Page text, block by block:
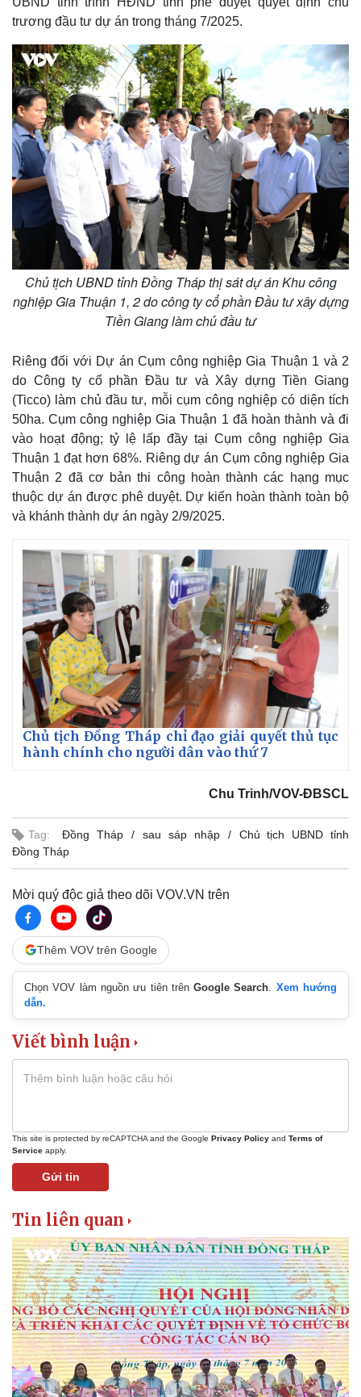
Pháp luật
Vụ án
Tin nóng
Tư vấn luật
Quân sự - Quốc phòng
Vũ khí
Việt Nam
Phân tích
trương đầu tư dự án trong tháng 7/2025.
Chủ tịch UBND tỉnh Đồng Tháp thị sát dự án Khu công
nghiệp Gia Thuận 1, 2 do công ty cổ phần Đầu tư xây dựng
Tiền Giang làm chủ đầu tư
Riêng đối với Dự án Cụm công nghiệp Gia Thuận 1 và 2
do Công ty cổ phần Đầu tư và Xây dựng Tiền Giang
(Ticco) làm chủ đầu tư, mỗi cụm công nghiệp có diện tích
50ha. Cụm công nghiệp Gia Thuận 1 đã hoàn thành và đi
vào hoạt động; tỷ lệ lấp đầy tại Cụm công nghiệp Gia
Thuận 1 đạt hơn 68%. Riêng dự án Cụm công nghiệp Gia
Thuận 2 đã cơ bản thi công hoàn thành các hạng mục
thuộc dự án được phê duyệt. Dự kiến hoàn thành toàn bộ
và khánh thành dự án ngày 2/9/2025.
Chủ tịch Đồng Tháp chỉ đạo giải quyết thủ tục
hành chính cho người dân vào thứ 7
Chu Trinh/VOV-ĐBSCL
Tag: Đồng Tháp sau sáp nhập
Chủ tịch UBND tỉnh
Đồng Tháp
Mời quý độc giả theo dõi VOV.VN trên
Thêm VOV trên Google
Chọn VOV làm nguồn ưu tiên trênGoogle Search
Xem hướng
dẫn.
Viết bình luận
This site is protected by reCAPTCHA and the Google Privacy Policy and Terms of
Service apply.
Gửi tin
Tin liên quan